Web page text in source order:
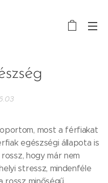
most a férfiakat
egészségi állapota is
hogy már nem
stressz, mindenféle